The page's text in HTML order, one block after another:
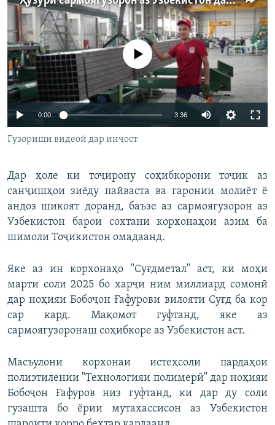
ГУЗОРИШҲОИ РАДИОӢ
Русский
ПАЙГИРӢ КУНЕД
Ҳамаи сомонаҳои RFE/RL
240p
720p
Феълан кор намекунад
0:00 3:36
480p
1080p
Гузориши видеоӣ дар инҷост
Дар ҳоле ки тоҷирону соҳибкорони тоҷик аз
санҷишҳои зиёду пайваста ва гаронии молиёт ё
андоз шикоят доранд, баъзе аз сармоягузорон аз
Узбекистон барои сохтани корхонаҳои азим ба
шимоли Тоҷикистон омадаанд.
Яке аз ин корхонаҳо "Суғдметал" аст, ки моҳи
марти соли 2025 бо харҷи ним миллиард сомонӣ
дар ноҳияи Бобоҷон Ғафурови вилояти Суғд ба кор
сар кард. Мақомот гуфтанд, яке аз
сармоягузоронаш соҳибкоре аз Узбекистон аст.
Масъулони корхонаи истеҳсоли пардаҳои
полиэтилении "Технологияи полимерӣ" дар ноҳияи
Бобоҷон Ғафуров низ гуфтанд, ки дар ду соли
гузашта бо ёрии мутахассисон аз Узбекистон